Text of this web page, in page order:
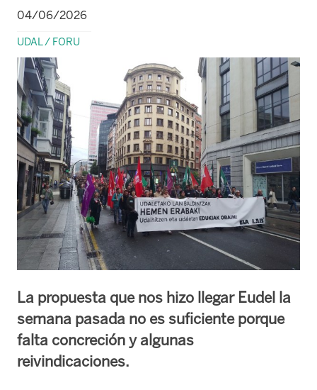
04/06/2026
UDAL / FORU
La propuesta que nos hizo llegar Eudel la
semana pasada no es suficiente porque
falta concreción y algunas
reivindicaciones.